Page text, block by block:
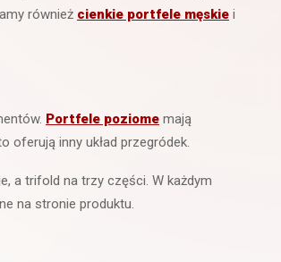
również cienkie portfele męskie i
Portfele poziome mają
oferują inny układ przegródek.
a trifold na trzy części. W każdym
na stronie produktu.